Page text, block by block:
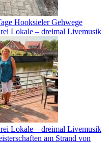
Hooksieler Gehwege
Lokale – dreimal Livemusik
Lokale – dreimal Livemusik
am Strand von